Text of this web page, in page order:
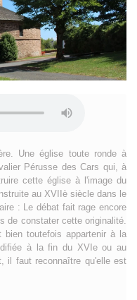
Une église toute ronde à
Pérusse des Cars qui, à
cette église à l'image du
au XVIIè siècle dans le
: Le débat fait rage encore
de constater cette originalité.
toutefois appartenir à la
à la fin du XVIe ou au
il faut reconnaître qu'elle est